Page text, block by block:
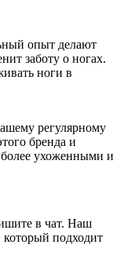
опыт делают
заботу о ногах.
ноги в
регулярному
бренда и
более ухоженными и
в чат. Наш
который подходит